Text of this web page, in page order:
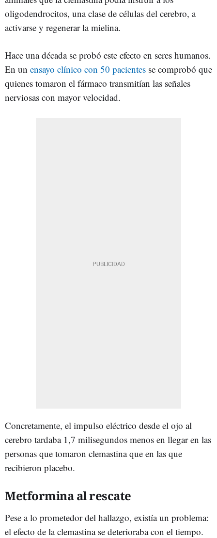
oligodendrocitos, una clase de células del cerebro, a
activarse y regenerar la mielina.
Hace una década se probó este efecto en seres humanos.
En un ensayo clínico con 50 pacientes se comprobó que
quienes tomaron el fármaco transmitían las señales
nerviosas con mayor velocidad.
Concretamente, el impulso eléctrico desde el ojo al
cerebro tardaba 1,7 milisegundos menos en llegar en las
personas que tomaron clemastina que en las que
recibieron placebo.
Metformina al rescate
Pese a lo prometedor del hallazgo, existía un problema:
el efecto de la clemastina se deterioraba con el tiempo.